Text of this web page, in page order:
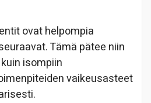
ovat helpompia
Tämä pätee niin
isompiin
vaikeusasteet